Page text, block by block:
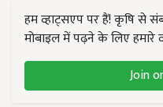
हम व्हाट्सएप पर हैं! कृषि से
मोबाइल में पढ़ने के लिए हमारे
Join